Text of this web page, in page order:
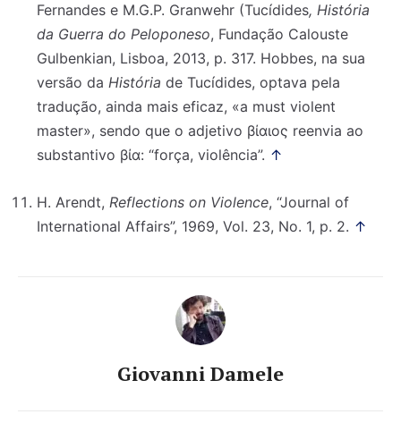
Fernandes e M.G.P. Granwehr (Tucídides, História
da Guerra do Peloponeso, Fundação Calouste
Gulbenkian, Lisboa, 2013, p. 317. Hobbes, na sua
versão da História de Tucídides, optava pela
tradução, ainda mais eficaz, «a must violent
master», sendo que o adjetivo βίαιος reenvia ao
substantivo βία: “força, violência”. ↑
H. Arendt, Reflections on Violence, “Journal of
International Affairs”, 1969, Vol. 23, No. 1, p. 2. ↑
Giovanni Damele